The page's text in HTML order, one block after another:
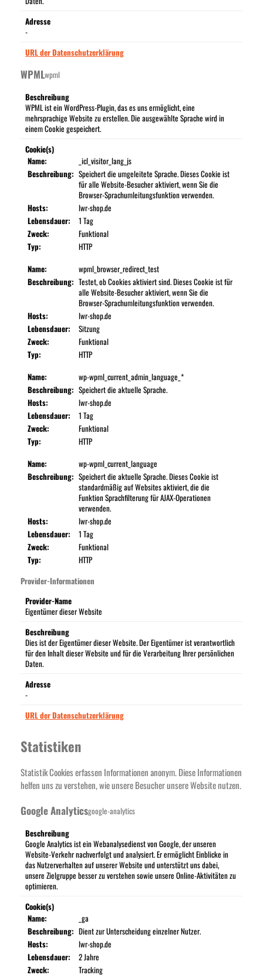
Adresse
-
URL der Datenschutzerklärung
WPMLwpml
Beschreibung
WPML ist ein WordPress-Plugin, das es uns ermöglicht, eine
mehrsprachige Website zu erstellen. Die ausgewählte Sprache wird in
einem Cookie gespeichert.
Cookie(s)
Name:
_icl_visitor_lang_js
Beschreibung: Speichert die umgeleitete Sprache. Dieses Cookie ist
für alle Website-Besucher aktiviert, wenn Sie die
Browser-Sprachumleitungsfunktion verwenden.
Hosts:
lwr-shop.de
Lebensdauer:
1 Tag
Zweck:
Funktional
Typ:
HTTP
Name:
wpml_browser_redirect_test
Beschreibung: Testet, ob Cookies aktiviert sind. Dieses Cookie ist für
alle Website-Besucher aktiviert, wenn Sie die
Browser-Sprachumleitungsfunktion verwenden.
Hosts:
lwr-shop.de
Lebensdauer:
Sitzung
Zweck:
Funktional
Typ:
HTTP
Name:
wp-wpml_current_admin_language_*
Beschreibung: Speichert die aktuelle Sprache.
Hosts:
lwr-shop.de
Lebensdauer:
1 Tag
Zweck:
Funktional
Typ:
HTTP
Name:
wp-wpml_current_language
Beschreibung: Speichert die aktuelle Sprache. Dieses Cookie ist
standardmäßig auf Websites aktiviert, die die
Funktion Sprachfilterung für AJAX-Operationen
verwenden.
Hosts:
lwr-shop.de
Lebensdauer:
1 Tag
Zweck:
Funktional
Typ:
HTTP
Provider-Informationen
Provider-Name
Eigentümer dieser Website
Beschreibung
Dies ist der Eigentümer dieser Website. Der Eigentümer ist verantwortlich
für den Inhalt dieser Website und für die Verarbeitung Ihrer persönlichen
Daten.
Adresse
-
URL der Datenschutzerklärung
Statistiken
Statistik Cookies erfassen Informationen anonym. Diese Informationen
helfen uns zu verstehen, wie unsere Besucher unsere Website nutzen.
Google Analyticsgoogle-analytics
Beschreibung
Google Analytics ist ein Webanalysedienst von Google, der unseren
Website-Verkehr nachverfolgt und analysiert. Er ermöglicht Einblicke in
das Nutzerverhalten auf unserer Website und unterstützt uns dabei,
unsere Zielgruppe besser zu verstehen sowie unsere Online-Aktivitäten zu
optimieren.
Cookie(s)
Name:
_ga
Beschreibung: Dient zur Unterscheidung einzelner Nutzer.
Hosts:
lwr-shop.de
Lebensdauer:
2 Jahre
Zweck:
Tracking